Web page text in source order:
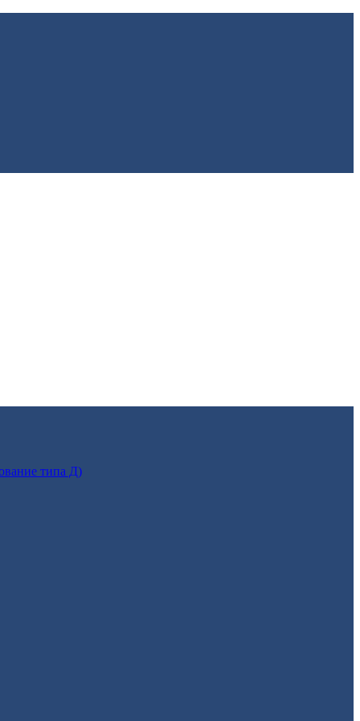
типа Д)